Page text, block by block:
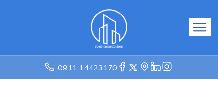
0911 14423170